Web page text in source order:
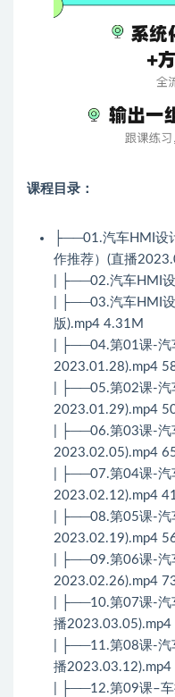
课程目录：
├──01.汽车HMI设
作推荐）(直播
| ├──02.汽车HMI
| ├──03.汽车HMI
版).mp4 4.31M
| ├──04.第01课-汽
2023.01.28).mp4
| ├──05.第02课-汽
2023.01.29).mp4
| ├──06.第03课-汽
2023.02.05).mp4
| ├──07.第04课-汽
2023.02.12).mp4
| ├──08.第05课-汽
2023.02.19).mp4
| ├──09.第06课-汽
2023.02.26).mp4
| ├──10.第07课-汽
播
| ├──11.第08课-汽
播
| ├──12.第09课–